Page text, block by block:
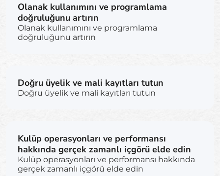
Olanak kullanımını ve programlama
doğruluğunu artırın
Olanak kullanımını ve programlama
doğruluğunu artırın
Doğru üyelik ve mali kayıtları tutun
Doğru üyelik ve mali kayıtları tutun
Kulüp operasyonları ve performansı
hakkında gerçek zamanlı içgörü elde edin
Kulüp operasyonları ve performansı hakkında
gerçek zamanlı içgörü elde edin